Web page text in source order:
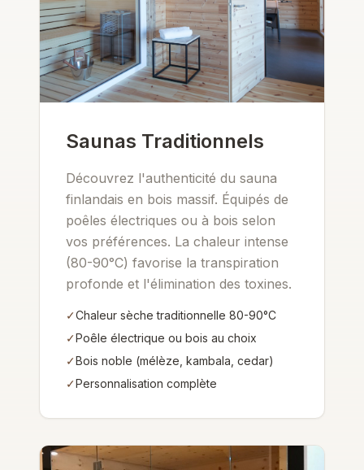
Saunas Traditionnels
Découvrez l'authenticité du sauna
finlandais en bois massif. Équipés de
poêles électriques ou à bois selon
vos préférences. La chaleur intense
(80-90°C) favorise la transpiration
profonde et l'élimination des toxines.
✓Chaleur sèche traditionnelle 80-90°C
✓Poêle électrique ou bois au choix
✓Bois noble (mélèze, kambala, cedar)
✓Personnalisation complète